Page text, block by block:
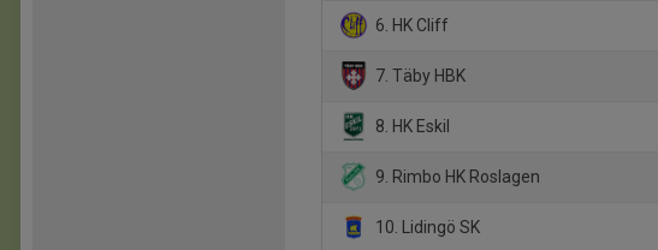
6. HK Cliff
7. Täby HBK
8. HK Eskil
9. Rimbo HK Roslagen
10. Lidingö SK